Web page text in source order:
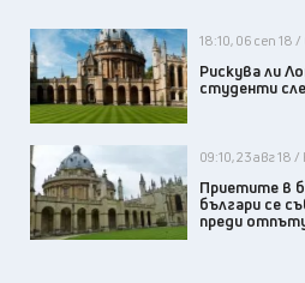
18:10, 06 сеп 18
Рискува ли
студенти
09:10, 23 авг 18
Приетите в
българи се
преди